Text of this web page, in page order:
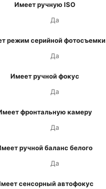
Имеет ручную ISO
Да
режим серийной фотосъемки
Да
Имеет ручной фокус
Да
фронтальную камеру
Да
ручной баланс белого
Да
сенсорный автофокус